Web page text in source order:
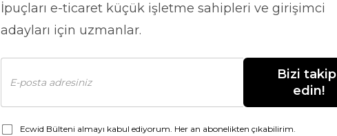
İpuçları e-ticaret küçük işletme sahipleri ve girişimci
adayları için uzmanlar.
Bizi takip
edin!
Ecwid Bülteni almayı kabul ediyorum. Her an abonelikten çıkabilirim.